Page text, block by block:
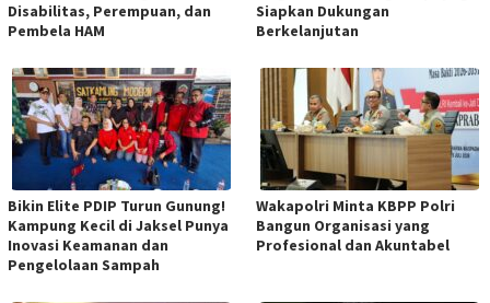
Disabilitas, Perempuan, dan
Pembela HAM
Siapkan Dukungan
Berkelanjutan
Bikin Elite PDIP Turun Gunung!
Kampung Kecil di Jaksel Punya
Inovasi Keamanan dan
Pengelolaan Sampah
Wakapolri Minta KBPP Polri
Bangun Organisasi yang
Profesional dan Akuntabel